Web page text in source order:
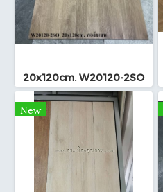
20x120cm. W20120-2SO
New